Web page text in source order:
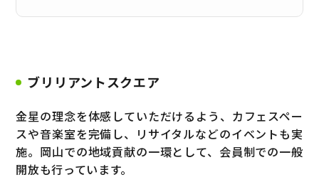
ブリリアントスクエア
金星の理念を体感していただけるよう、カフェスペー
スや音楽室を完備し、 リサイタルなどのイベントも実
施。岡山での地域貢献の一環として、会員制での一般
開放も行っています。